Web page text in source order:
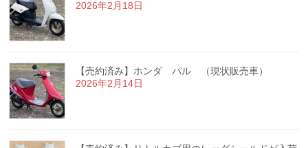
2026年2月18日
【売約済み】ホンダ パル （現状販売車）
2026年2月14日